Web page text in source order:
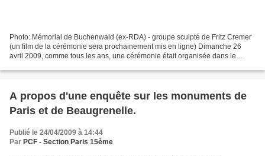
Photo: Mémorial de Buchenwald (ex-RDA) - groupe sculpté de Fritz Cremer
(un film de la cérémonie sera prochainement mis en ligne) Dimanche 26
avril 2009, comme tous les ans, une cérémonie était organisée dans le
A propos d'une enquête sur les monuments de
Paris et de Beaugrenelle.
Publié le 24/04/2009 à 14:44
Par PCF - Section Paris 15ème